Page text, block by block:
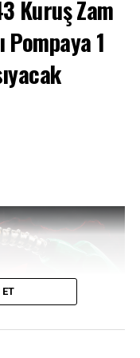
Kuruş Zam
Pompaya 1